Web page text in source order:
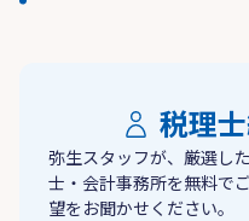
税理
弥生スタッフが、厳選し
士・会計事務所を無料で
望をお聞かせください。